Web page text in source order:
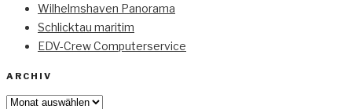
Wilhelmshaven Panorama
Schlicktau maritim
EDV-Crew Computerservice
ARCHIV
Archiv